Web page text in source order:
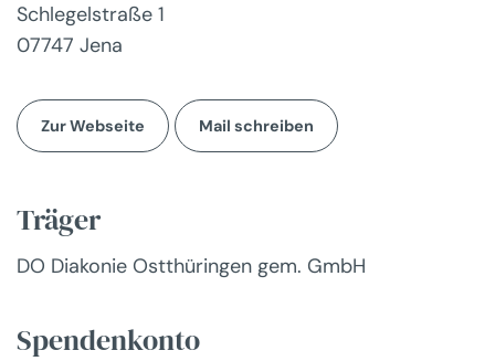
Schlegelstraße 1
07747 Jena
Zur Webseite Mail schreiben
Träger
DO Diakonie Ostthüringen gem. GmbH
Spendenkonto